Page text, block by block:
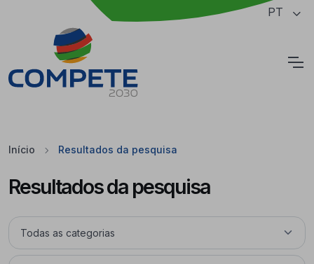
Saltar para o conteúdo principal da página PT
Início Resultados da pesquisa
Resultados da pesquisa